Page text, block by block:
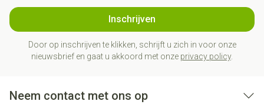
Inschrijven
Door op inschrijven te klikken, schrijft u zich in voor onze
nieuwsbrief en gaat u akkoord met onze privacy policy.
Neem contact met ons op